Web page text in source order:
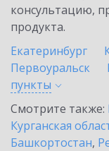
консультацию,
продукта.
Екатеринбург
Первоуральск
пункты
Смотрите также:
Курганская
Башкортостан,